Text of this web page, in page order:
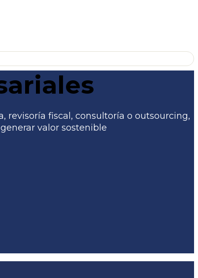
revisoría fiscal, consultoría o outsourcing,
valor sostenible